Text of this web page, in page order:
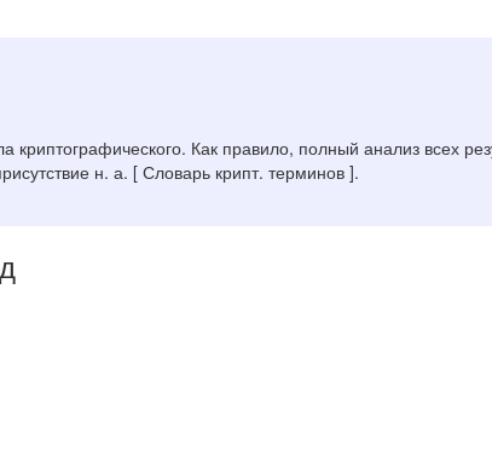
Как правило, полный анализ всех
н. а. [ Словарь крипт. терминов ].